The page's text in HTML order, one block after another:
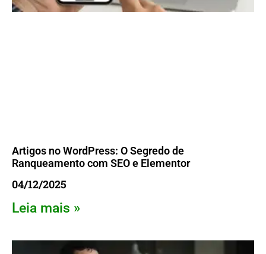
Artigos no WordPress: O Segredo de
Ranqueamento com SEO e Elementor
04/12/2025
Leia mais »